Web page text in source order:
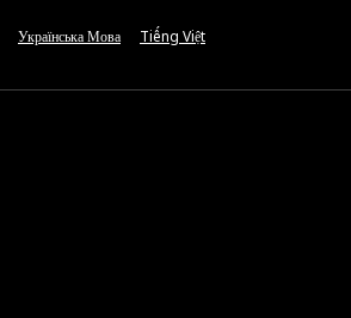
Українська Мова Tiếng Việt